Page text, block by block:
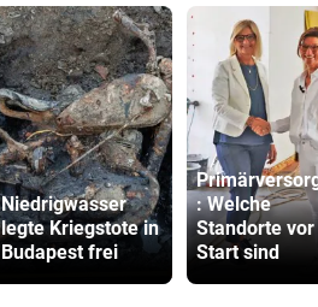
Niedrigwasser
legte Kriegstote in
Budapest frei
: Welche
Standorte vor
Start sind